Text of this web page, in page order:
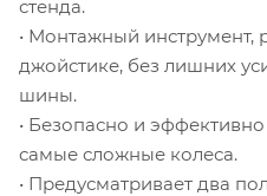
стенда.
• Монтажный инструмент,
джойстике, без лишних
шины.
• Безопасно и
самые сложные колеса.
• Предусматривает два